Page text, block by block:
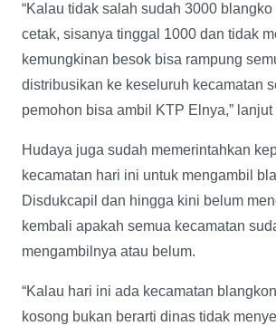
“Kalau tidak salah sudah 3000
cetak, sisanya tinggal 1000 dan tidak
kemungkinan besok bisa rampung
distribusikan ke keseluruh kecamatan
pemohon bisa ambil KTP Elnya,” lanjut
Hudaya juga sudah memerintahkan
kecamatan hari ini untuk mengambil
Disdukcapil dan hingga kini belum
kembali apakah semua kecamatan
mengambilnya atau belum.
“Kalau hari ini ada kecamatan
kosong bukan berarti dinas tidak